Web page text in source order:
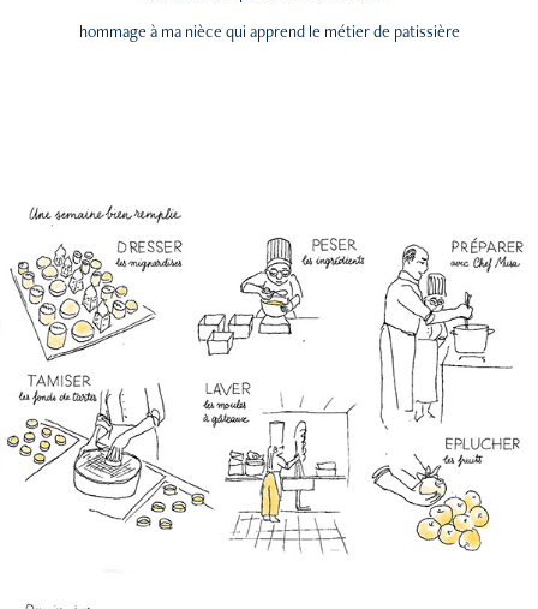
hommage à ma nièce qui apprend le métier de patissière